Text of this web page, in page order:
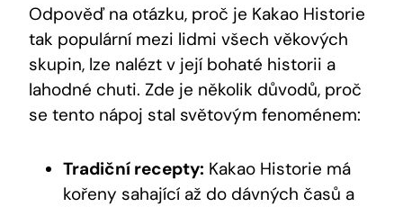
Odpověď na otázku, proč je Kakao Historie
tak populární mezi lidmi ⁢všech věkových
skupin, lze nalézt ⁣v její bohaté historii a
lahodné chuti. Zde je několik důvodů, proč
se tento nápoj stal světovým fenoménem:
Tradiční recepty: Kakao Historie má
kořeny sahající až do ⁢dávných časů a